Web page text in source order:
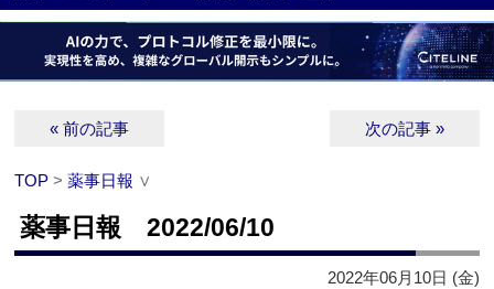
« 前の記事 次の記事 »
TOP >薬事日報 ∨
薬事日報 2022/06/10
2022年06月10日 (金)